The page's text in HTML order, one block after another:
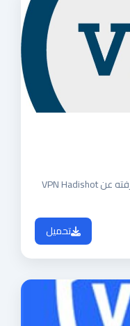
VPN Hadishot 2026: كل ما تحتاج معرفته عن VPN Hadishot
تحميل